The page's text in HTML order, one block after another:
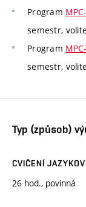
Program
semestr,
Program
semestr,
Typ (způsob)
CVIČENÍ
26 hod., povinná